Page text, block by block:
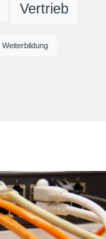
Vertrieb
Weiterbildung